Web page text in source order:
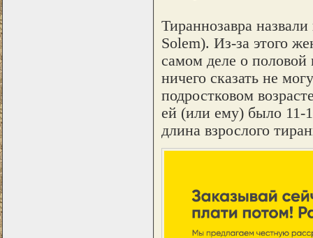
Тираннозавра
Solem). Из-за этого
самом деле о половой
ничего сказать не
подростковом
ей (или ему) было 11-
длина взрослого